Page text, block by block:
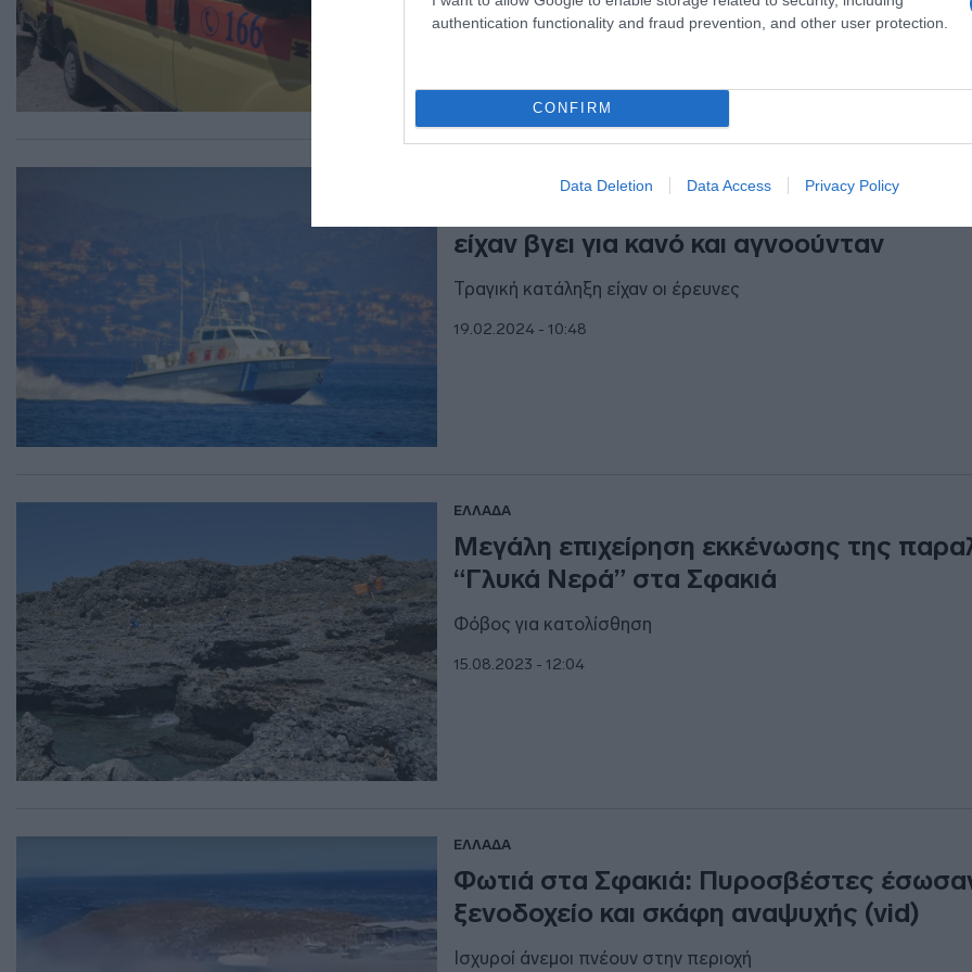
authentication functionality and fraud prevention, and other user protection.
CONFIRM
Data Deletion Data Access Privacy Policy
είχαν βγει για κανό και αγνοούνταν
Τραγική κατάληξη είχαν οι έρευνες
19.02.2024 - 10:48
ΕΛΛΑΔΑ
Μεγάλη επιχείρηση εκκένωσης της
“Γλυκά Νερά” στα Σφακιά
Φόβος για κατολίσθηση
15.08.2023 - 12:04
ΕΛΛΑΔΑ
Φωτιά στα Σφακιά: Πυροσβέστες
ξενοδοχείο και σκάφη αναψυχής (vid)
Ισχυροί άνεμοι πνέουν στην περιοχή